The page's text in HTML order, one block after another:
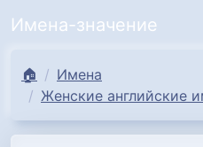
Имена-значение
🏠
Имена
Женские английские